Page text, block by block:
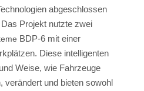
abgeschlossen
Das Projekt nutzte zwei
BDP-6 mit einer
Diese intelligenten
Weise, wie Fahrzeuge
verändert und bieten sowohl